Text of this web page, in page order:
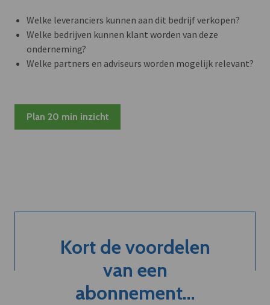
Welke leveranciers kunnen aan dit bedrijf verkopen?
Welke bedrijven kunnen klant worden van deze
onderneming?
Welke partners en adviseurs worden mogelijk relevant?
Plan 20 min inzicht
Kort de voordelen
van een
abonnement...